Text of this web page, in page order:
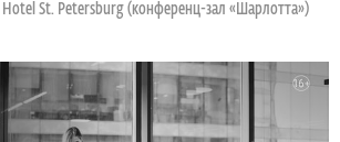
St. Petersburg (конференц-зал «Шарлотта»)